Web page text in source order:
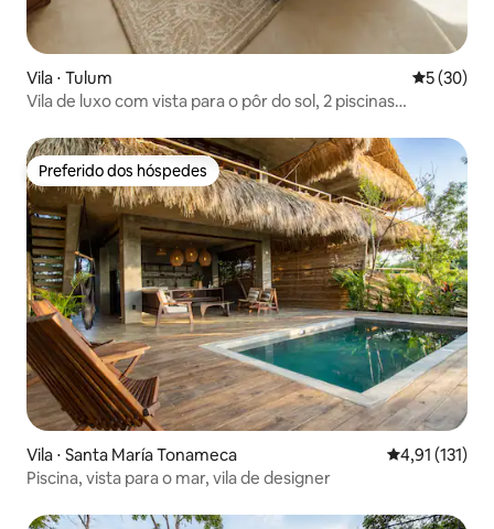
Vila ⋅ Tulum 5 de uma
5 (30)
Vila de luxo com vista para o pôr do sol, 2 piscinas
Preferido dos hóspedes
Preferido dos hóspedes
Vila ⋅ Santa María Tonameca 4,91 de uma
4,91 (131)
Piscina, vista para o mar, vila de designer